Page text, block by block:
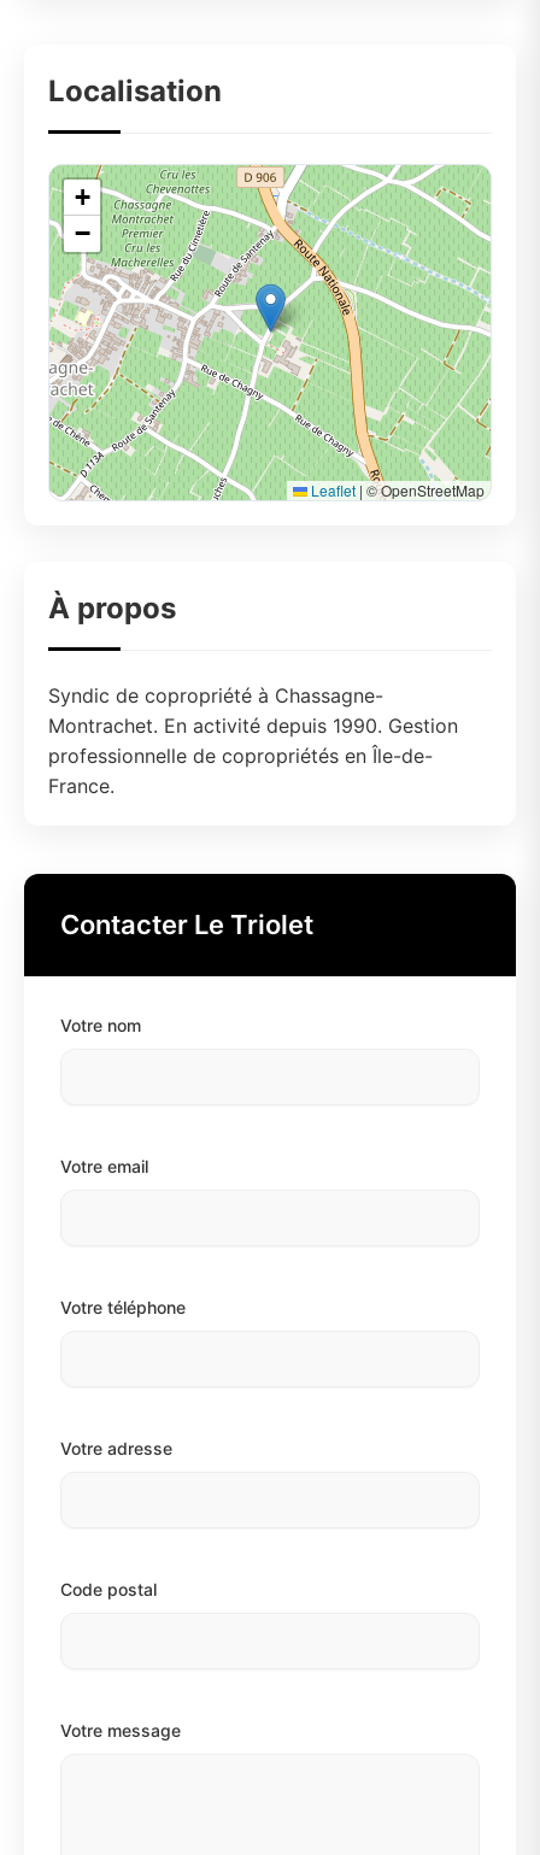
Localisation
+
−
Leaflet | © OpenStreetMap
À propos
Syndic de copropriété à Chassagne-
Montrachet. En activité depuis 1990. Gestion
professionnelle de copropriétés en Île-de-
France.
Contacter Le Triolet
Votre nom
Votre email
Votre téléphone
Votre adresse
Code postal
Votre message